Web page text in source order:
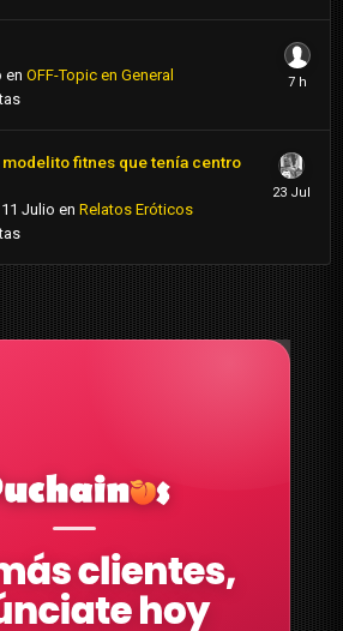
en OFF-Topic en General
modelito fitnes que tenía centro
11 Julio en Relatos Eróticos